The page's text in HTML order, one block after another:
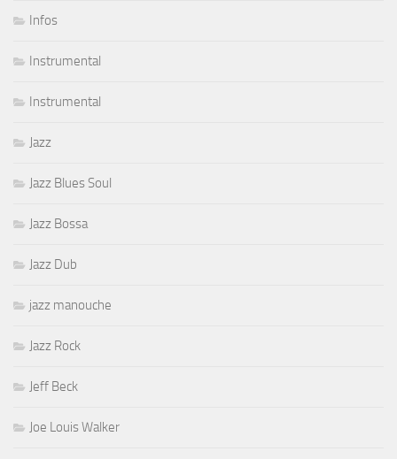
Infos
Instrumental
Instrumental
Jazz
Jazz Blues Soul
Jazz Bossa
Jazz Dub
jazz manouche
Jazz Rock
Jeff Beck
Joe Louis Walker